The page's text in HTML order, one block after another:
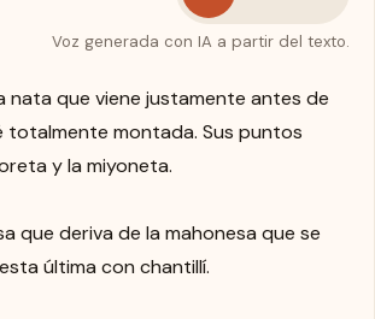
Voz generada con IA a partir del texto.
nata que viene justamente antes de
totalmente montada. Sus puntos
y la miyoneta.
que deriva de la mahonesa que se
última con chantillí.